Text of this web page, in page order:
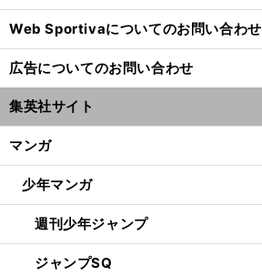
Web Sportivaについてのお問い合わせ
広告についてのお問い合わせ
集英社サイト
マンガ
少年マンガ
週刊少年ジャンプ
ジャンプSQ